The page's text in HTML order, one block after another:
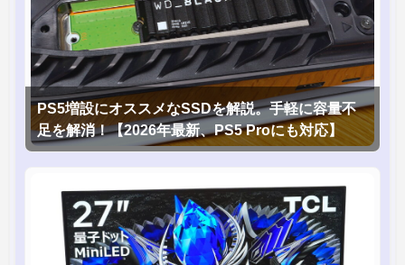
PS5増設にオススメなSSDを解説。手軽に容量不
足を解消！【2026年最新、PS5 Proにも対応】